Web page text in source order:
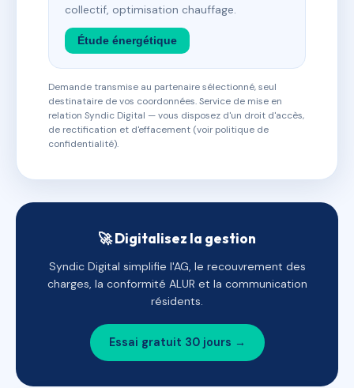
collectif, optimisation chauffage.
Étude énergétique
Demande transmise au partenaire sélectionné, seul
destinataire de vos coordonnées. Service de mise en
relation Syndic Digital — vous disposez d'un droit d'accès,
de rectification et d'effacement (voir politique de
confidentialité).
🚀 Digitalisez la gestion
Syndic Digital simplifie l'AG, le recouvrement des
charges, la conformité ALUR et la communication
résidents.
Essai gratuit 30 jours →